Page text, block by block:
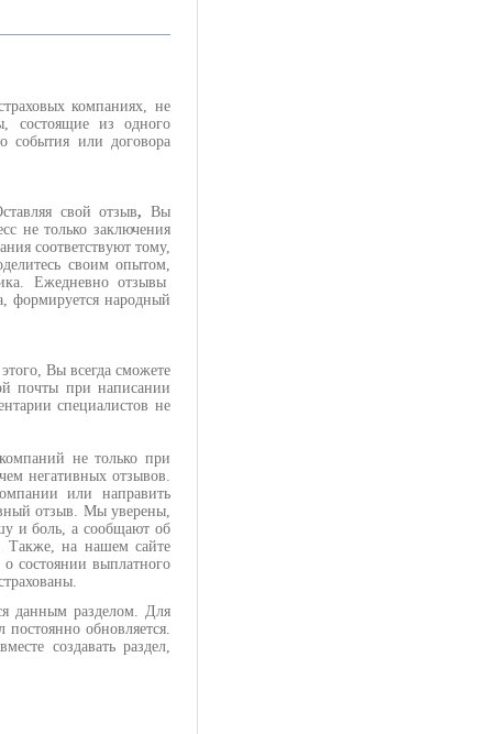
компаниях, не
состоящие из одного
события или договора
свой отзыв, Вы
не только заключения
соответствуют тому,
своим опытом,
Ежедневно отзывы
формируется народный
Вы всегда сможете
почты при написании
специалистов не
не только при
негативных отзывов.
или направить
отзыв. Мы уверены,
и боль, а сообщают об
Также, на нашем сайте
состоянии выплатного
данным разделом. Для
обновляется.
создавать раздел,